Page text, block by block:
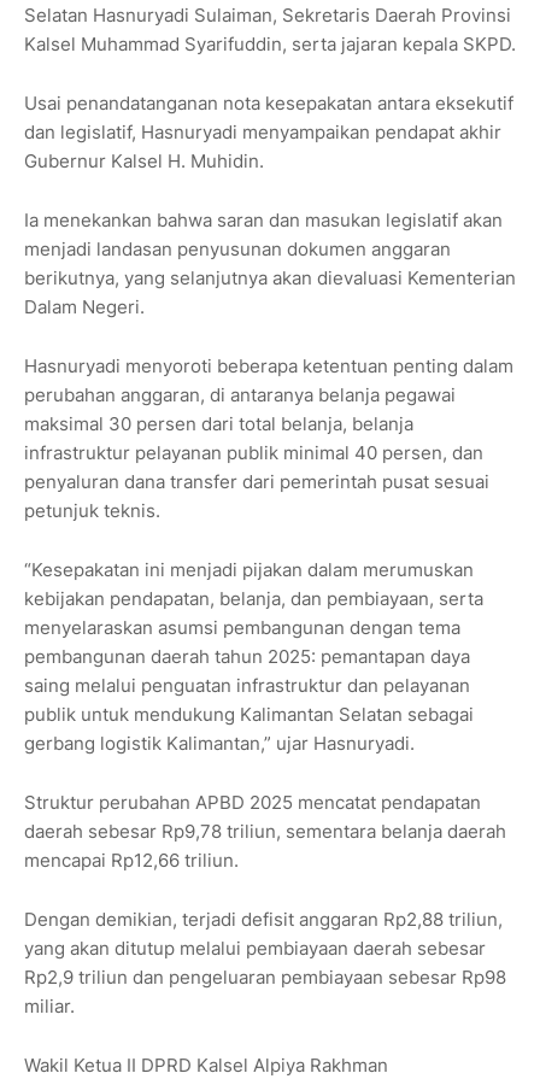
Selatan Hasnuryadi Sulaiman, Sekretaris Daerah Provinsi
Kalsel Muhammad Syarifuddin, serta jajaran kepala SKPD.
Usai penandatanganan nota kesepakatan antara eksekutif
dan legislatif, Hasnuryadi menyampaikan pendapat akhir
Gubernur Kalsel H. Muhidin.
Ia menekankan bahwa saran dan masukan legislatif akan
menjadi landasan penyusunan dokumen anggaran
berikutnya, yang selanjutnya akan dievaluasi Kementerian
Dalam Negeri.
Hasnuryadi menyoroti beberapa ketentuan penting dalam
perubahan anggaran, di antaranya belanja pegawai
maksimal 30 persen dari total belanja, belanja
infrastruktur pelayanan publik minimal 40 persen, dan
penyaluran dana transfer dari pemerintah pusat sesuai
petunjuk teknis.
“Kesepakatan ini menjadi pijakan dalam merumuskan
kebijakan pendapatan, belanja, dan pembiayaan, serta
menyelaraskan asumsi pembangunan dengan tema
pembangunan daerah tahun 2025: pemantapan daya
saing melalui penguatan infrastruktur dan pelayanan
publik untuk mendukung Kalimantan Selatan sebagai
gerbang logistik Kalimantan,” ujar Hasnuryadi.
Struktur perubahan APBD 2025 mencatat pendapatan
daerah sebesar Rp9,78 triliun, sementara belanja daerah
mencapai Rp12,66 triliun.
Dengan demikian, terjadi defisit anggaran Rp2,88 triliun,
yang akan ditutup melalui pembiayaan daerah sebesar
Rp2,9 triliun dan pengeluaran pembiayaan sebesar Rp98
miliar.
Wakil Ketua II DPRD Kalsel Alpiya Rakhman